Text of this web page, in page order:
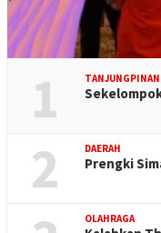
1
2 DAERAH
Prengki
OLAHRAGA